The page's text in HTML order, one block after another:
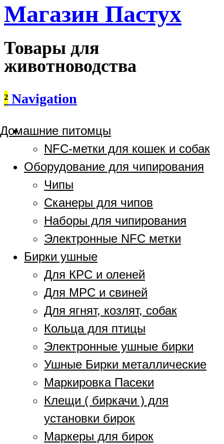
Магазин Пастух
Товары для
животноводства
² Navigation
Домашние питомцы
NFC-метки для кошек и собак
Оборудование для чипирования
Чипы
Сканеры для чипов
Наборы для чипирования
Электронные NFC метки
Бирки ушные
Для КРС и оленей
Для МРС и свиней
Для ягнят, козлят, собак
Кольца для птицы
Электронные ушные бирки
Ушные Бирки металлические
Маркировка Пасеки
Клещи ( биркачи ) для
установки бирок
Маркеры для бирок